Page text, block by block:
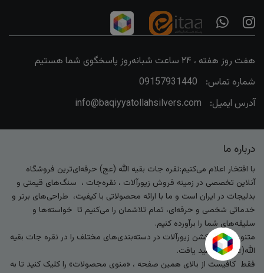
هفت روز هفته ، ۲۴ ساعت شبانه‌روز پاسخگوی شما هستیم
شماره تماس:
09157931440
آدرس ایمیل:
info@baqiyyatollahsilvers.com
درباره ما
با افتخار اعلام می‌کنیم:نقره جات بقیه الله (عج) حرفه‌ای‌ترین فروشگاه
آنلاین تخصصی در زمینه فروش زیورآلات ، نقره‌جات ، سنگ‌های قیمتی و
بدلیجات در ایران است و ما با ارائه محصولاتی با کیفیت، طراحی‌های برتر و
خدماتی شخصی و حرفه‌ای، تمام تلاشمان را می‌کنیم تا خواسته‌ها و
سلیقه‌های شما را برآورده کنیم.
متنوع‌ترین کالکشن زیورآلات در دسته‌بندی‌های مختلف را در نقره جات بقیه
الله(عج) خواهید یافت.
فقط کافیست از بالای همین صفحه ، «منوی محصولات» را کلیک کنید تا به